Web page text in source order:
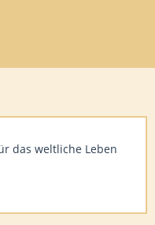
das weltliche Leben